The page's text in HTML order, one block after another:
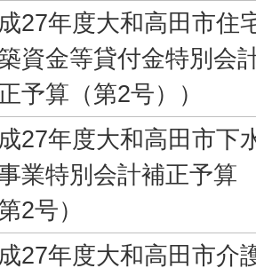
27年度大和高田市住
資金等貸付金特別会
予算（第2号））
27年度大和高田市下
業特別会計補正予算
2号）
27年度大和高田市介